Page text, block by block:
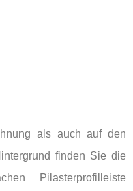
als auch auf den
finden Sie die
Pilasterprofilleiste